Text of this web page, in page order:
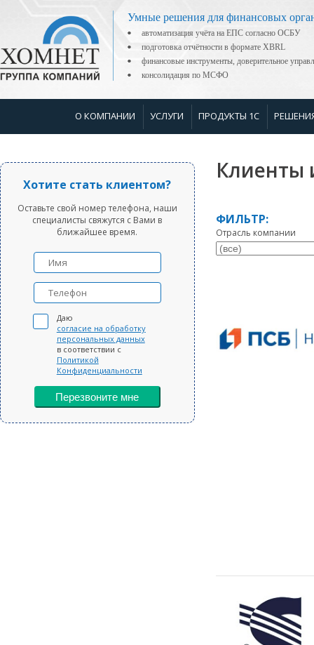
Умные решения для финансовых
автоматизация учёта на ЕПС согласно ОСБУ
подготовка отчётности в формате XBRL
финансовые инструменты, доверительное
консолидация по МСФО
О КОМПАНИИ УСЛУГИ ПРОДУКТЫ 1С
Хотите стать клиентом?
Оставьте свой номер телефона, наши
специалисты свяжутся с Вами в
ближайшее время.
Даю
согласие на обработку
персональных данных
в соответствии с
Политикой
Конфиденциальности
Перезвоните мне
Клиенты
ФИЛЬТР:
Отрасль компании